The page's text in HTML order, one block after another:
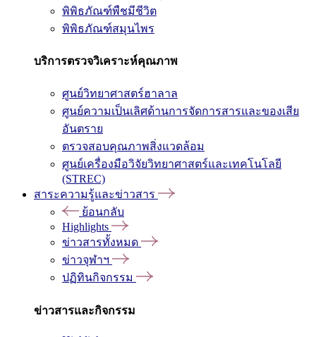
พิพิธภัณฑ์พืชมีชีวิต
พิพิธภัณฑ์สมุนไพร
บริการตรวจวิเคราะห์คุณภาพ
ศูนย์วิทยาศาสตร์ฮาลาล
ศูนย์ความเป็นเลิศด้านการจัดการสารและของเสีย
อันตราย
ตรวจสอบคุณภาพสิ่งแวดล้อม
ศูนย์เครื่องมือวิจัยวิทยาศาสตร์และเทคโนโลยี
(STREC)
สาระความรู้และข่าวสาร
ย้อนกลับ
Highlights
ข่าวสารทั้งหมด
ข่าวจุฬาฯ
ปฏิทินกิจกรรม
ข่าวสารและกิจกรรม